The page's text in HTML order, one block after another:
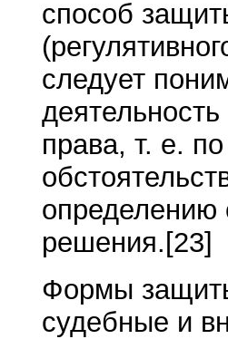
способ
следует
права, т. е.
определению
решения. [23]
Формы
судебные и